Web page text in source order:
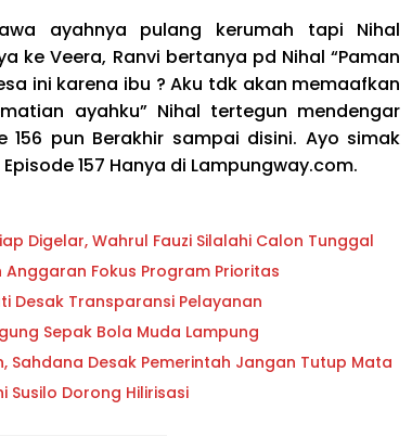
ayahnya pulang kerumah tapi Nihal
ke Veera, Ranvi bertanya pd Nihal “Paman
ini karena ibu ? Aku tdk akan memaafkan
ayahku” Nihal tertegun mendengar
156 pun Berakhir sampai disini. Ayo simak
157 Hanya di Lampungway.com.
Digelar, Wahrul Fauzi Silalahi Calon Tunggal
Anggaran Fokus Program Prioritas
Desak Transparansi Pelayanan
Sepak Bola Muda Lampung
Sahdana Desak Pemerintah Jangan Tutup Mata
Susilo Dorong Hilirisasi